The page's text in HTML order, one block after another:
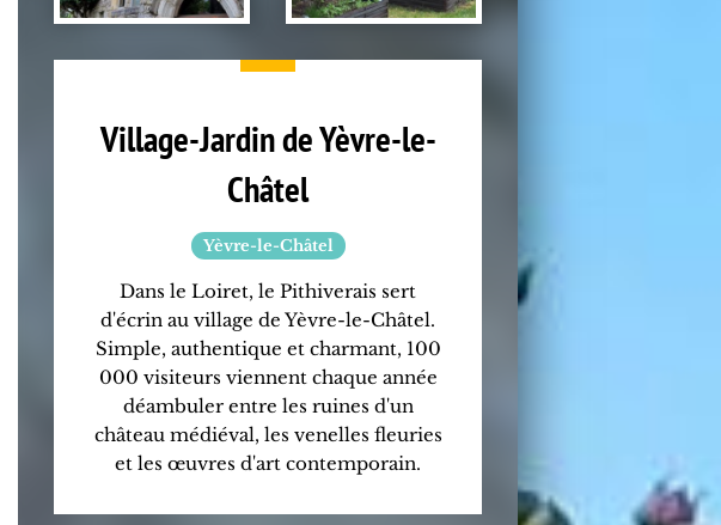
Village-Jardin de Yèvre-le-
Châtel
Yèvre-le-Châtel
Dans le Loiret, le Pithiverais sert
d'écrin au village de Yèvre-le-Châtel.
Simple, authentique et charmant, 100
000 visiteurs viennent chaque année
déambuler entre les ruines d'un
château médiéval, les venelles fleuries
et les œuvres d'art contemporain.